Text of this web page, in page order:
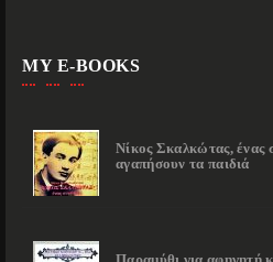
MY E-BOOKS
Νίκος Σκαλκώτας, ένας
αγαπήσουν τα παιδιά